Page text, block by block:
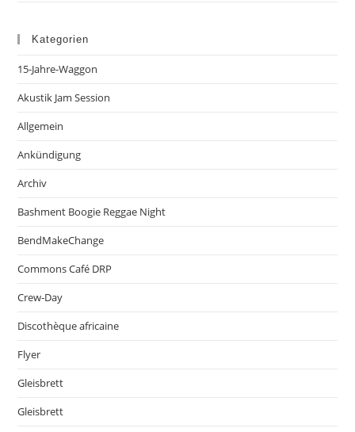
Kategorien
15-Jahre-Waggon
Akustik Jam Session
Allgemein
Ankündigung
Archiv
Bashment Boogie Reggae Night
BendMakeChange
Commons Café DRP
Crew-Day
Discothèque africaine
Flyer
Gleisbrett
Gleisbrett